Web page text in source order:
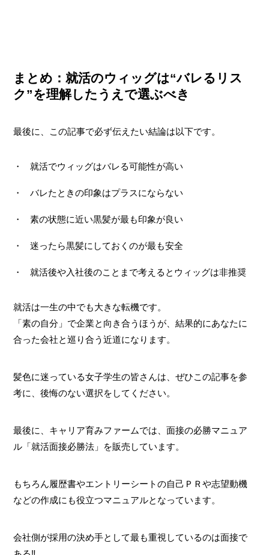
まとめ：就活のウィッグは“バレるリス
ク”を理解したうえで選ぶべき
最後に、この記事で必ず伝えたい結論は以下です。
就活でウィッグはバレる可能性が高い
バレたときの印象はプラスにならない
素の状態に近い黒髪が最も印象が良い
迷ったら黒髪にしておくのが最も安全
就活後や入社後のことまで考えるとウィッグは非推奨
就活は一生の中でも大きな転機です。
「素の自分」で企業と向き合うほうが、結果的にあなたに
合った会社と巡り合う近道になります。
髪色に迷っている女子学生の皆さんは、ぜひこの記事を参
考に、後悔のない選択をしてください。
最後に、キャリア育みファームでは、面接の必勝マニュア
ル「就活面接必勝法」を販売しています。
もちろん履歴書やエントリーシートの自己ＰＲや志望動機
などの作成にも役立つマニュアルとなっています。
会社側が採用の決め手として最も重視しているのは面接で